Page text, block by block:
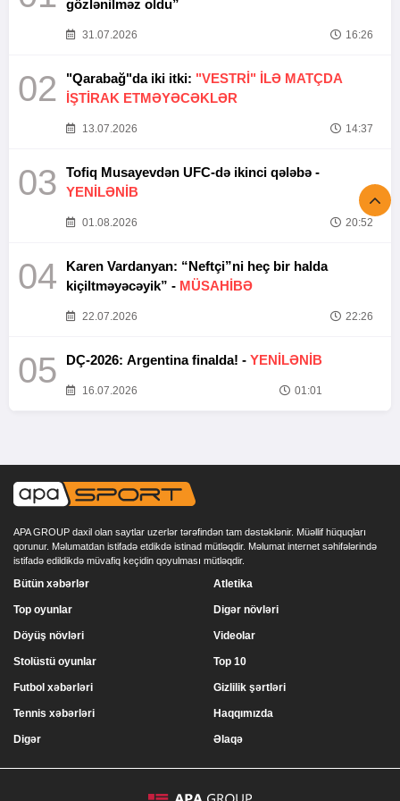
gözlənilməz oldu”
31.07.2026 16:26
02 "Qarabağ"da iki itki: "VESTRİ" İLƏ MATÇDA
İŞTİRAK ETMƏYƏCƏKLƏR
13.07.2026 14:37
03
Tofiq Musayevdən UFC-də ikinci qələbə -
YENİLƏNİB
01.08.2026 20:52
04
Karen Vardanyan: “Neftçi”ni heç bir halda
kiçiltməyəcəyik” - MÜSAHİBƏ
22.07.2026 22:26
05 DÇ-2026: Argentina finalda! - YENİLƏNİB
16.07.2026 01:01
APA GROUP daxil olan saytlar uzerlər tərəfindən tam dəstəklənir. Müəllif hüquqları
qorunur. Məlumatdan istifadə etdikdə istinad mütləqdir. Məlumat internet səhifələrində
istifadə edildikdə müvafiq keçidin qoyulması mütləqdir.
Bütün xəbərlər
Top oyunlar
Döyüş növləri
Stolüstü oyunlar
Atletika
Digər növləri
Videolar
Top 10
Futbol xəbərləri
Tennis xəbərləri
Digər
Gizlilik şərtləri
Haqqımızda
Əlaqə